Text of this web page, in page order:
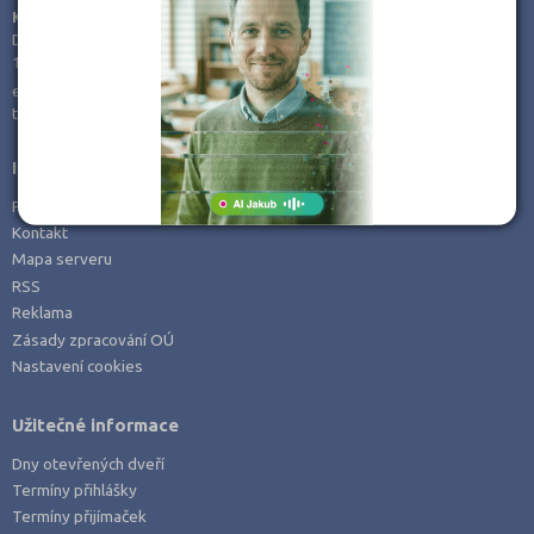
KamPoMaturite.cz, s.r.o.
Dukelských hrdinů 21
170 00 Praha 7
e-mail:
info@kampomaturite.cz
tel:
+420 606 411 115
Informace
Prohlášení o přístupnosti
Kontakt
Mapa serveru
RSS
Reklama
Zásady zpracování OÚ
Nastavení cookies
Užitečné informace
Dny otevřených dveří
Termíny přihlášky
Termíny přijímaček